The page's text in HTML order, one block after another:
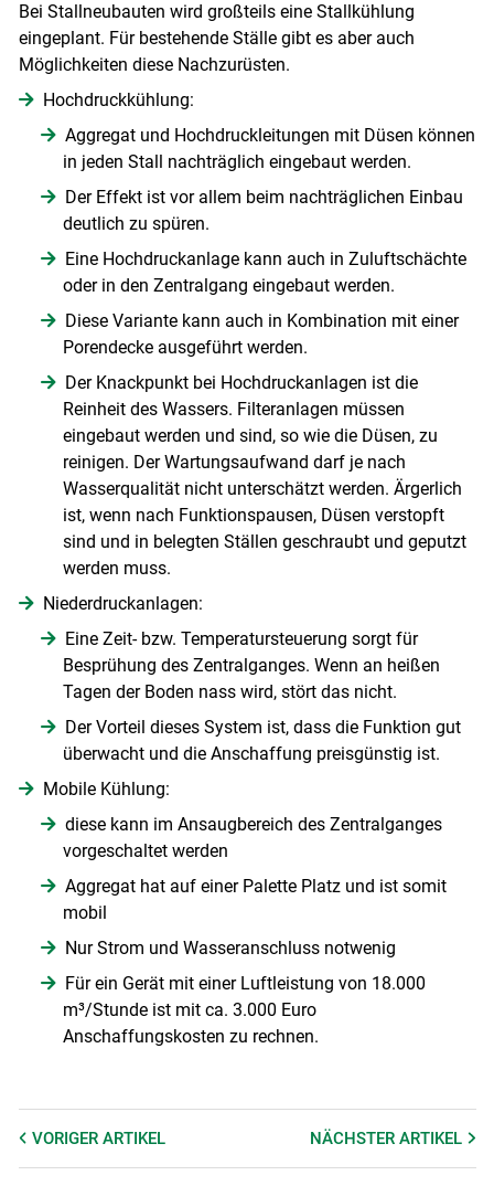
Bei Stallneubauten wird großteils eine Stallkühlung
eingeplant. Für bestehende Ställe gibt es aber auch
Möglichkeiten diese Nachzurüsten.
Hochdruckkühlung:
Aggregat und Hochdruckleitungen mit Düsen können
in jeden Stall nachträglich eingebaut werden.
Der Effekt ist vor allem beim nachträglichen Einbau
deutlich zu spüren.
Eine Hochdruckanlage kann auch in Zuluftschächte
oder in den Zentralgang eingebaut werden.
Diese Variante kann auch in Kombination mit einer
Porendecke ausgeführt werden.
Der Knackpunkt bei Hochdruckanlagen ist die
Reinheit des Wassers. Filteranlagen müssen
eingebaut werden und sind, so wie die Düsen, zu
reinigen. Der Wartungsaufwand darf je nach
Wasserqualität nicht unterschätzt werden. Ärgerlich
ist, wenn nach Funktionspausen, Düsen verstopft
sind und in belegten Ställen geschraubt und geputzt
werden muss.
Niederdruckanlagen:
Eine Zeit- bzw. Temperatursteuerung sorgt für
Besprühung des Zentralganges. Wenn an heißen
Tagen der Boden nass wird, stört das nicht.
Der Vorteil dieses System ist, dass die Funktion gut
überwacht und die Anschaffung preisgünstig ist.
Mobile Kühlung:
diese kann im Ansaugbereich des Zentralganges
vorgeschaltet werden
Aggregat hat auf einer Palette Platz und ist somit
mobil
Nur Strom und Wasseranschluss notwenig
Für ein Gerät mit einer Luftleistung von 18.000
m³/Stunde ist mit ca. 3.000 Euro
Anschaffungskosten zu rechnen.
VORIGER ARTIKEL NÄCHSTERARTIKEL